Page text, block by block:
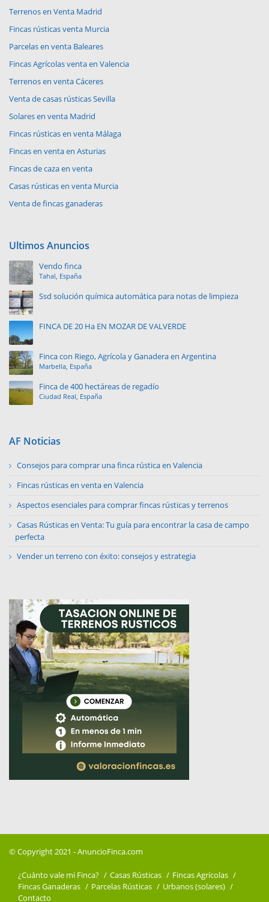
Terrenos en Venta Madrid
Fincas rústicas venta Murcia
Parcelas en venta Baleares
Fincas Agrícolas venta en Valencia
Terrenos en venta Cáceres
Venta de casas rústicas Sevilla
Solares en venta Madrid
Fincas rústicas en venta Málaga
Fincas en venta en Asturias
Fincas de caza en venta
Casas rústicas en venta Murcia
Venta de fincas ganaderas
Ultimos Anuncios
Vendo finca
Tahal, España
Ssd solución química automática para notas de limpieza
FINCA DE 20 Ha EN MOZAR DE VALVERDE
Finca con Riego, Agrícola y Ganadera en Argentina
Marbella, España
Finca de 400 hectáreas de regadío
Ciudad Real, España
AF Noticias
Consejos para comprar una finca rústica en Valencia
Fincas rústicas en venta en Valencia
Aspectos esenciales para comprar fincas rústicas y terrenos
Casas Rústicas en Venta: Tu guía para encontrar la casa de campo
perfecta
Vender un terreno con éxito: consejos y estrategia
© Copyright 2021 -AnuncioFinca.com
¿Cuánto vale mi Finca? Casas Rústicas
Fincas Agrícolas
Fincas Ganaderas
Parcelas Rústicas
Urbanos (solares)
Contacto